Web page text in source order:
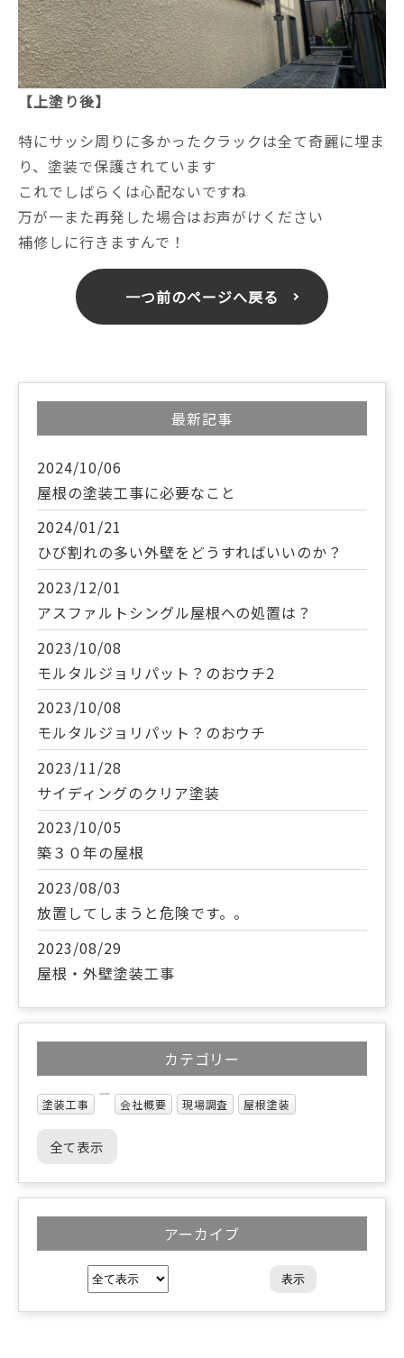
【上塗り後】
特にサッシ周りに多かったクラックは全て奇麗に埋ま
り、塗装で保護されています
これでしばらくは心配ないですね
万が一また再発した場合はお声がけください
補修しに行きますんで！
一つ前のページへ戻る
最新記事
2024/10/06
屋根の塗装工事に必要なこと
2024/01/21
ひび割れの多い外壁をどうすればいいのか？
2023/12/01
アスファルトシングル屋根への処置は？
2023/10/08
モルタルジョリパット？のおウチ2
2023/10/08
モルタルジョリパット？のおウチ
2023/11/28
サイディングのクリア塗装
2023/10/05
築３０年の屋根
2023/08/03
放置してしまうと危険です。。
2023/08/29
屋根・外壁塗装工事
カテゴリー
塗装工事 会社概要 現場調査 屋根塗装
全て表示
アーカイブ